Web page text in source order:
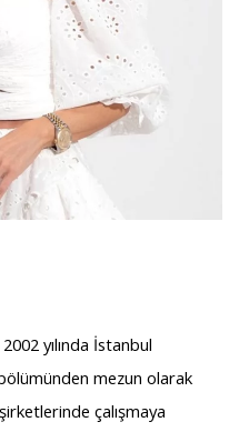
yılında İstanbul
mezun olarak
çalışmaya